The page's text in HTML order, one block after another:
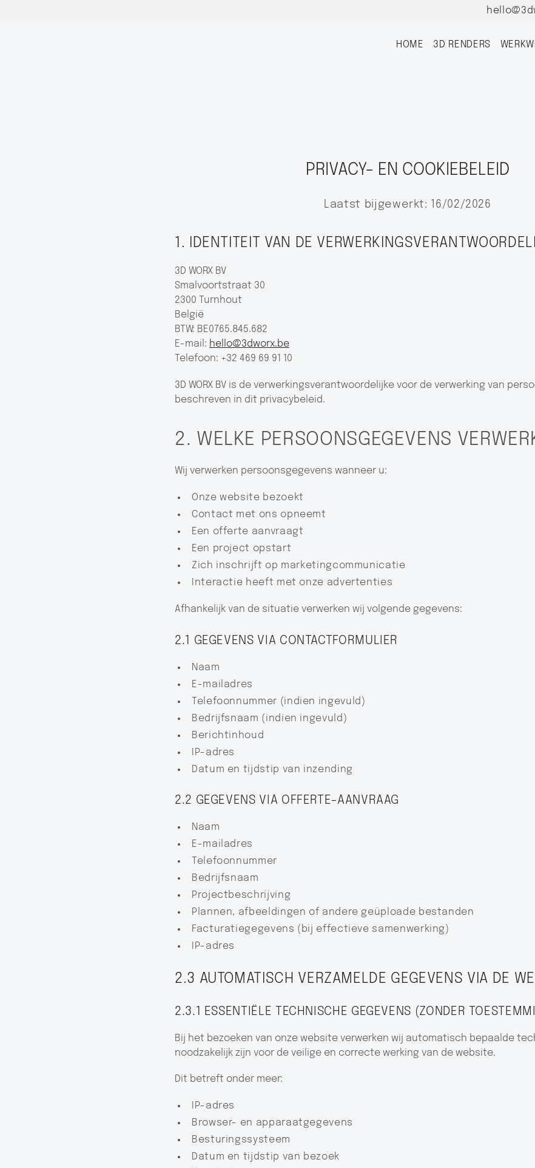
HOME 3D RENDERS
PRIVACY- EN COOKIEBELEID
Laatst bijgewerkt: 16/02/2026
1. IDENTITEIT VAN DE
3D WORX BV
Smalvoortstraat 30
2300 Turnhout
België
BTW: BE0765.845.682
E-mail: hello@3dworx.be
Telefoon: +32 469 69 91 10
3D WORX BV is de verwerkingsverantwoordelijke voor de verwerking van
beschreven in dit privacybeleid.
2. WELKE PERSOONSGEGEVENS
Wij verwerken persoonsgegevens wanneer u:
Onze website bezoekt
Contact met ons opneemt
Een offerte aanvraagt
Een project opstart
Zich inschrijft op marketingcommunicatie
Interactie heeft met onze advertenties
Afhankelijk van de situatie verwerken wij volgende gegevens:
2.1 GEGEVENS VIA CONTACTFORMULIER
Naam
E-mailadres
Telefoonnummer (indien ingevuld)
Bedrijfsnaam (indien ingevuld)
Berichtinhoud
IP-adres
Datum en tijdstip van inzending
2.2 GEGEVENS VIA OFFERTE-AANVRAAG
Naam
E-mailadres
Telefoonnummer
Bedrijfsnaam
Projectbeschrijving
Plannen, afbeeldingen of andere geüploade bestanden
Facturatiegegevens (bij effectieve samenwerking)
IP-adres
2.3 AUTOMATISCH VERZAMELDE GEGEVENS VIA DE
2.3.1 ESSENTIËLE TECHNISCHE GEGEVENS (ZONDER
Bij het bezoeken van onze website verwerken wij automatisch bepaalde
noodzakelijk zijn voor de veilige en correcte werking van de website.
Dit betreft onder meer:
IP-adres
Browser- en apparaatgegevens
Besturingssysteem
Datum en tijdstip van bezoek